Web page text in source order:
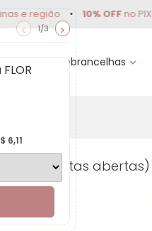
• 10% OFFno PIX • Até
Sobrancelhas
com 6 pontas abertas)
< 1/3 >
6,11